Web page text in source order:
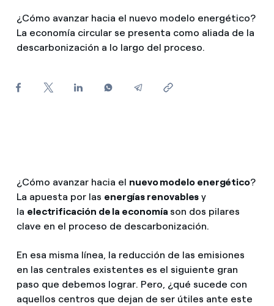
Una respuesta
Por cada kWh que ahorres, te descontamos otro
¿Cómo ver mis facturas de Endesa?
¿Cómo cambiar el titular del contrato?
Solar
Blog
Estafas telefónicas
¿Cómo avanzar hacia el nuevo modelo energético?
La economía circular se presenta como aliada de la
descarbonización a lo largo del proceso.
¿Cómo avanzar hacia el nuevo modelo energético?
La apuesta por las energías renovables y
la electrificación de la economía son dos pilares
clave en el proceso de descarbonización.
En esa misma línea, la reducción de las emisiones
en las centrales existentes es el siguiente gran
paso que debemos lograr. Pero, ¿qué sucede con
aquellos centros que dejan de ser útiles ante este